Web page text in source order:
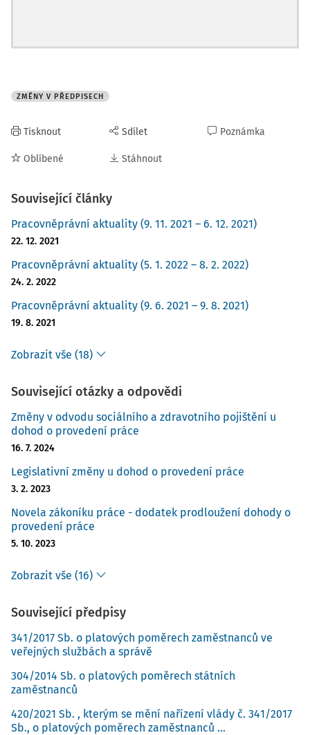
ZMĚNY V PŘEDPISECH
Tisknout
Oblíbené
Sdílet
Stáhnout
Poznámka
Související články
Pracovněprávní aktuality (9. 11. 2021 – 6. 12. 2021)
22. 12. 2021
Pracovněprávní aktuality (5. 1. 2022 – 8. 2. 2022)
24. 2. 2022
Pracovněprávní aktuality (9. 6. 2021 – 9. 8. 2021)
19. 8. 2021
Zobrazit vše (18)
Související otázky a odpovědi
Změny v odvodu sociálního a zdravotního pojištění u
dohod o provedení práce
16. 7. 2024
Legislativní změny u dohod o provedení práce
3. 2. 2023
Novela zákoníku práce - dodatek prodloužení dohody o
provedení práce
5. 10. 2023
Zobrazit vše (16)
Související předpisy
341/2017 Sb. o platových poměrech zaměstnanců ve
veřejných službách a správě
304/2014 Sb. o platových poměrech státních
zaměstnanců
420/2021 Sb. , kterým se mění nařízení vlády č. 341/2017
Sb., o platových poměrech zaměstnanců ...